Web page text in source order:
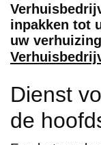
inpakken tot
uw
Dienst
de